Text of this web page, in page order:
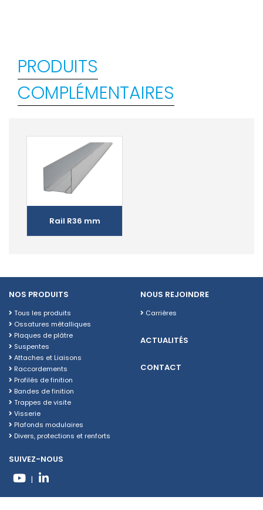
PRODUITS
COMPLÉMENTAIRES
Rail R36 mm
NOS PRODUITS
Tous les produits
Ossatures métalliques
Plaques de plâtre
Suspentes
Attaches et Liaisons
Raccordements
Profilés de finition
Bandes de finition
Trappes de visite
Visserie
Plafonds modulaires
Divers, protections et renforts
NOUS REJOINDRE
Carrières
ACTUALITÉS
CONTACT
SUIVEZ-NOUS
|